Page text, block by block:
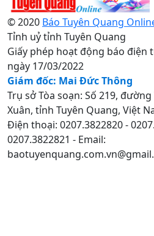
© 2020 Báo Tuyên Quang
Tỉnh uỷ tỉnh Tuyên Quang
Giấy phép hoạt động báo điện
ngày 17/03/2022
Giám đốc: Mai Đức Thông
Trụ sở Tòa soạn: Số 219,
Xuân, tỉnh Tuyên Quang, Việt
Điện thoại: 0207.3822820 -
0207.3822821 - Email: